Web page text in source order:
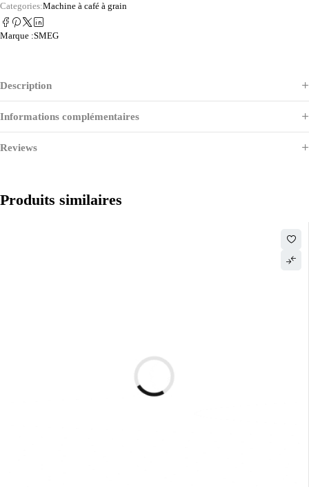
Categories:Machine à café à grain
Marque :SMEG
Description
Informations complémentaires
Reviews
Produits similaires